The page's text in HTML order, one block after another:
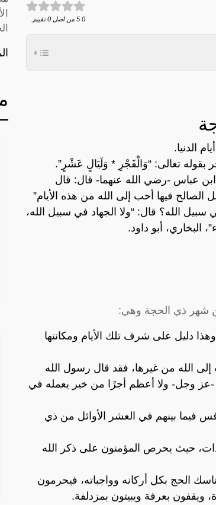
0
5 من اصل 0 تقييم.
الدنيا.
تعالى: “وَالْفَجْرِ * وَلَيَالٍ عَشْرٍ”.
عباس -رضي الله عنهما- قال: قال
فيها أحب إلى الله من هذه الأيام”
سبيل الله؟ قال: “ولا الجهاد في سبيل الله،
أبو داود.
من شهر ذي الحجة وهي:
وهذا دليل على شرف تلك الأيام ومكانتها
الله من غيرها، فقد قال رسول الله
عز وجل- ولا أعظم أجرًا من خير يعمله في
فيما بينهم في العشر الأوائل من ذي
حيث يحرص المؤمنون على ذكر الله
الحج بكل أركانه وواجباته، فيحرمون
ويقفون بعرفة ويبيتون بمزدلفة.